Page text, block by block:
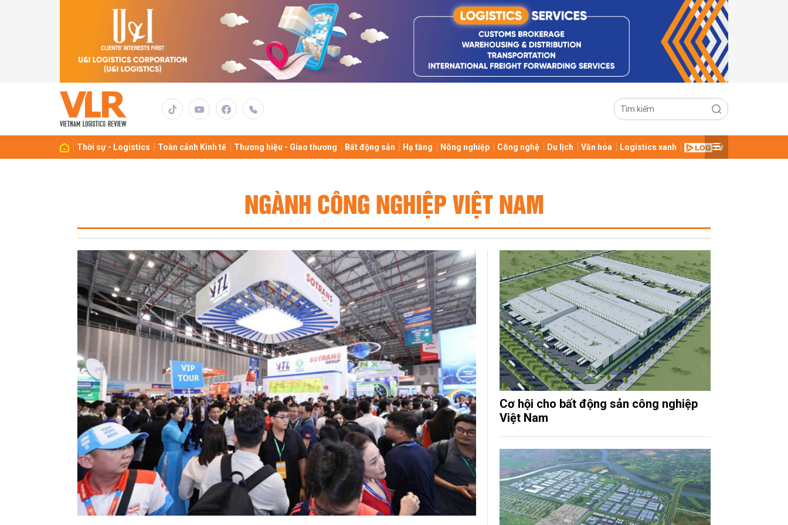
Thời sự - Logistics Toàn cảnh Kinh tế Thương hiệu - Giao thương Bất động sản Hạ tầng Nông nghiệp Công nghệ Du lịch Văn hóa Logistics xanh
NGÀNH CÔNG NGHIỆP VIỆT NAM
Cơ hội cho bất động sản công nghiệp
Việt Nam